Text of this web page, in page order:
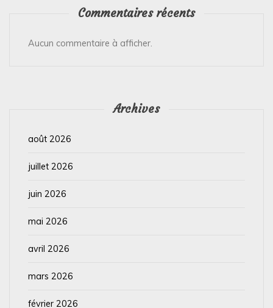
Commentaires récents
Aucun commentaire à afficher.
Archives
août 2026
juillet 2026
juin 2026
mai 2026
avril 2026
mars 2026
février 2026